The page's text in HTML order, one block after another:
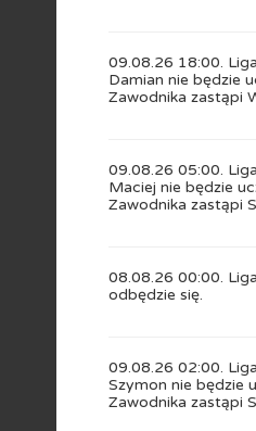
09.08.26 18:00.
Damian nie będzie
Zawodnika zastąpi
09.08.26 05:00.
Maciej nie będzie
Zawodnika zastąpi
08.08.26 00:00.
odbędzie się.
09.08.26 02:00.
Szymon nie będzie
Zawodnika zastąpi